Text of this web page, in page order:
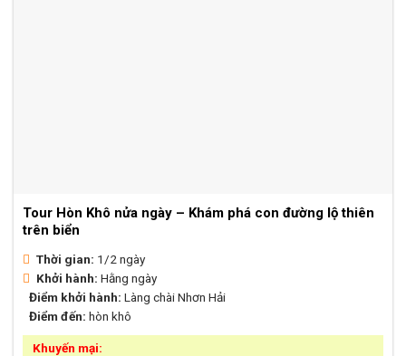
Tour Hòn Khô nửa ngày – Khám phá con đường lộ thiên
trên biển
Thời gian: 1/2 ngày
Khởi hành: Hằng ngày
Điểm khởi hành: Làng chài Nhơn Hải
Điểm đến: hòn khô
Khuyến mại: